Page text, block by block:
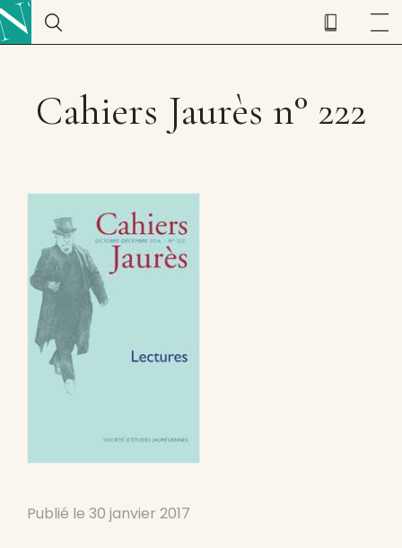
Cahiers Jaurès n° 222
Publié le 30 janvier 2017